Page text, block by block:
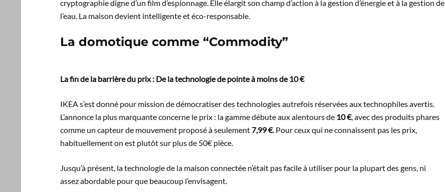
cryptographie digne d’un film d’espionnage. Elle élargit son champ d’action à la gestion d’énergie et à la gestion de
l’eau. La maison devient intelligente et éco-responsable.
La domotique comme “Commodity”
La fin de la barrière du prix : De la technologie de pointe à moins de 10 €
IKEA s’est donné pour mission de démocratiser des technologies autrefois réservées aux technophiles avertis.
L’annonce la plus marquante concerne le prix : la gamme débute aux alentours de 10 €, avec des produits phares
comme un capteur de mouvement proposé à seulement 7,99 €. Pour ceux qui ne connaissent pas les prix,
habituellement on est plutôt sur plus de 50€ pièce.
Jusqu’à présent, la technologie de la maison connectée n’était pas facile à utiliser pour la plupart des gens, ni
assez abordable pour que beaucoup l’envisagent.